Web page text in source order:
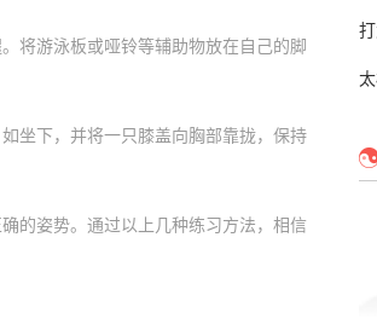
将游泳板或哑铃等辅助物放在自己的脚
坐下，并将一只膝盖向胸部靠拢，保持
的姿势。通过以上几种练习方法，相信